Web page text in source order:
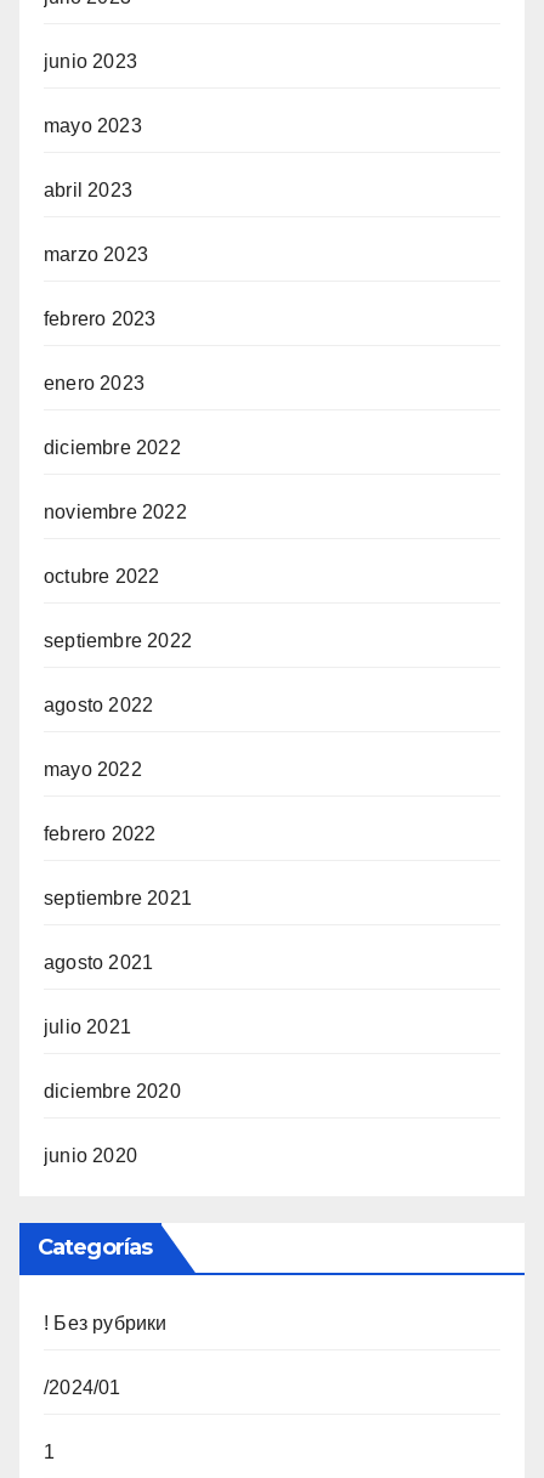
junio 2023
mayo 2023
abril 2023
marzo 2023
febrero 2023
enero 2023
diciembre 2022
noviembre 2022
octubre 2022
septiembre 2022
agosto 2022
mayo 2022
febrero 2022
septiembre 2021
agosto 2021
julio 2021
diciembre 2020
junio 2020
Categorías
! Без рубрики
/2024/01
1